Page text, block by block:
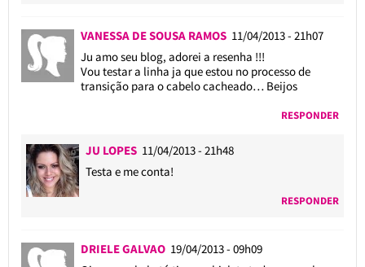
VANESSA DE SOUSA RAMOS 11/04/2013 - 21h07
Ju amo seu blog, adorei a resenha !!!
Vou testar a linha ja que estou no processo de
transição para o cabelo cacheado… Beijos
RESPONDER
JU LOPES 11/04/2013 - 21h48
Testa e me conta!
RESPONDER
DRIELE GALVAO 19/04/2013 - 09h09